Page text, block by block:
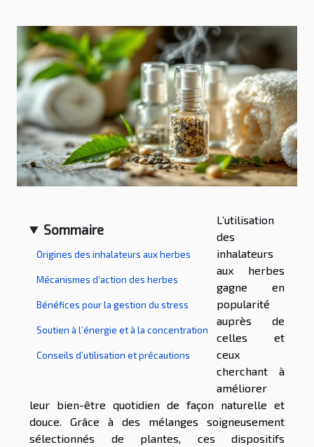
Sommaire
Origines des inhalateurs aux herbes
Mécanismes d’action des herbes
Bénéfices pour la gestion du stress
Soutien à l’énergie et à la concentration
Conseils d’utilisation et précautions
L’utilisation
des
inhalateurs
aux herbes
gagne en
popularité
auprès de
celles et
ceux
cherchant à
améliorer
leur bien-être quotidien de façon naturelle et
douce. Grâce à des mélanges soigneusement
sélectionnés de plantes, ces dispositifs